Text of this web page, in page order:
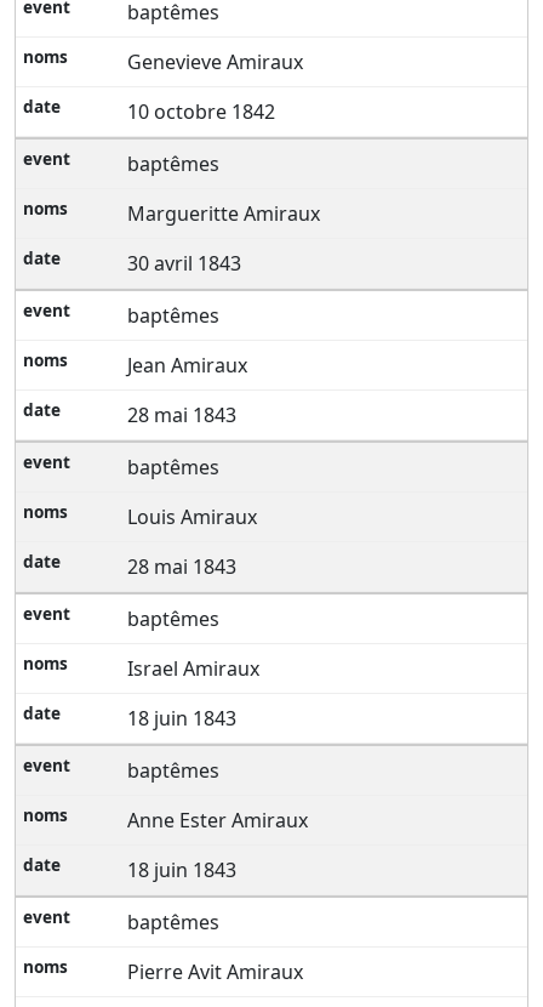
baptêmes
Genevieve Amiraux
10 octobre 1842
baptêmes
Margueritte Amiraux
30 avril 1843
baptêmes
Jean Amiraux
28 mai 1843
baptêmes
Louis Amiraux
28 mai 1843
baptêmes
Israel Amiraux
18 juin 1843
baptêmes
Anne Ester Amiraux
18 juin 1843
baptêmes
Pierre Avit Amiraux